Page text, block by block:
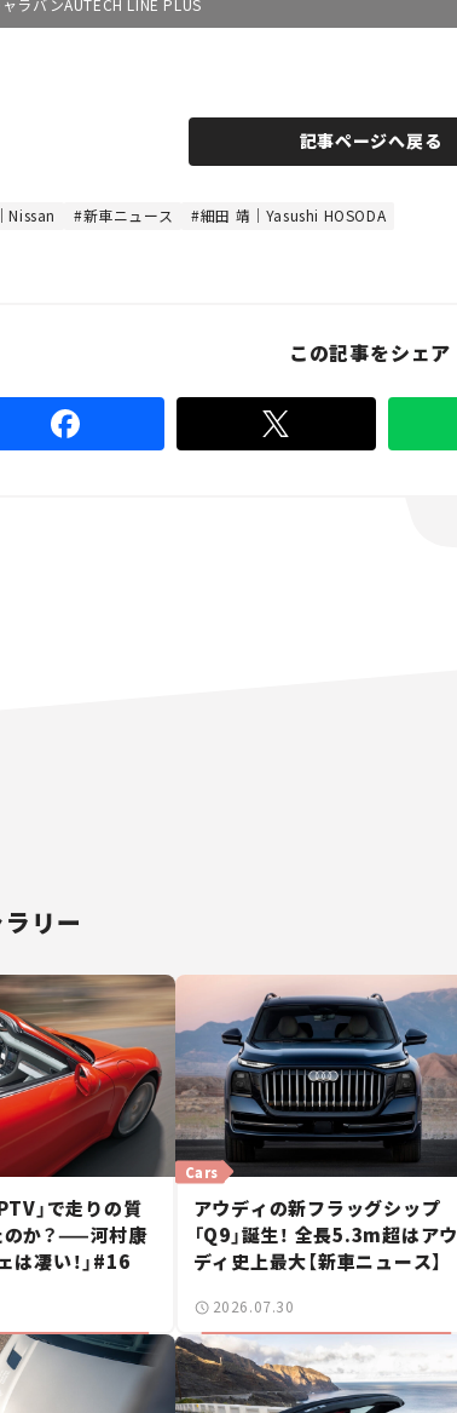
ラバンAUTECH LINE PLUS
記事ページへ戻る
Nissan 新車ニュース 細田 靖｜Yasushi HOSODA
この記事をシェア
リー
」で走りの質
のか？——河村康
は凄い！」#16
Cars
アウディの新フラッグシップ
「Q9」誕生！ 全長5.3m超はアウ
ディ史上最大【新車ニュース】
2026.07.30